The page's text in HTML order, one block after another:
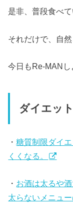
是非、普段食べ
それだけで、自
今日もRe-MANし
ダイエッ
・糖質制限ダイ
くくなる。
・ お酒は太るや
太らないメニュー